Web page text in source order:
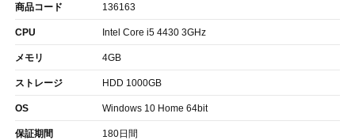
商品コード 136163
CPU Intel Core i5 4430 3GHz
メモリ 4GB
ストレージ HDD 1000GB
OS Windows 10 Home 64bit
保証期間 180日間